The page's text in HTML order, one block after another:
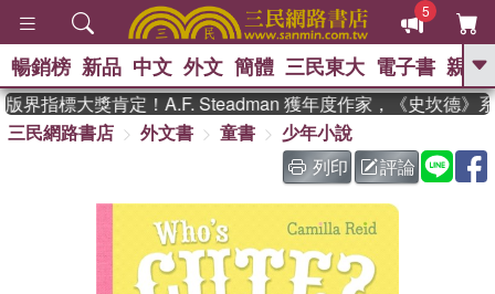
5
GO
熱搜： 東野圭吾 、
、 如果歷史是一群喵 、 暑期
國際布克獎 臺灣漫遊錄 、 方
念華 、 台灣的李登輝時代
孩：黎曼猜想 、 偉大的迷走神經
暢銷榜 新品 中文 外文 簡體 三民東大 電子書 親子
指標大獎肯定！A.F. Steadman 獲年度作家，《史坎德》系
三民網路書店
外文書 童書
少年小說
列印
評論